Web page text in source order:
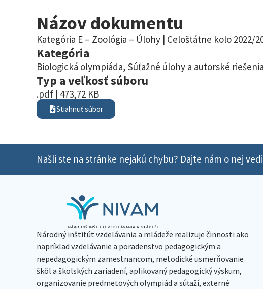
Názov dokumentu
Kategória E – Zoológia – Úlohy | Celoštátne kolo 2022/
Kategória
Biologická olympiáda, Súťažné úlohy a autorské riešenia
Typ a veľkosť súboru
.pdf | 473,72 KB
Stiahnuť súbor
Našli ste na stránke nejakú chybu? Dajte nám o nej
Národný inštitút vzdelávania a mládeže realizuje činnosti ako
napríklad vzdelávanie a poradenstvo pedagogickým a
nepedagogickým zamestnancom, metodické usmerňovanie
škôl a školských zariadení, aplikovaný pedagogický výskum,
organizovanie predmetových olympiád a súťaží, externé